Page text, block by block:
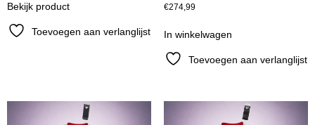
Bekijk product
Toevoegen aan verlanglijst
€274,99
In winkelwagen
Toevoegen aan verlanglijst